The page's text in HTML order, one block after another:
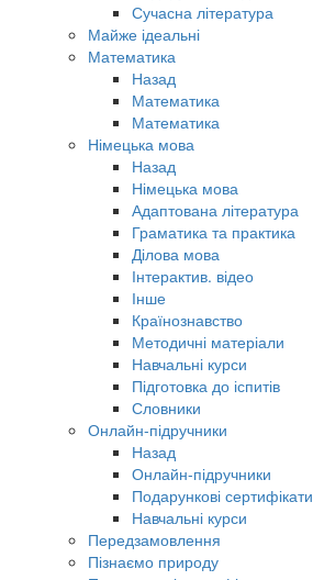
Сучасна література
Майже ідеальні
Математика
Назад
Математика
Математика
Німецька мова
Назад
Німецька мова
Адаптована література
Граматика та практика
Ділова мова
Інтерактив. відео
Інше
Країнознавство
Методичні матеріали
Навчальні курси
Підготовка до іспитів
Словники
Онлайн-підручники
Назад
Онлайн-підручники
Подарункові сертифікати
Навчальні курси
Передзамовлення
Пізнаємо природу